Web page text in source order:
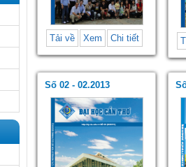
Tải về Xem Chi tiết
Số 02 - 02.2013